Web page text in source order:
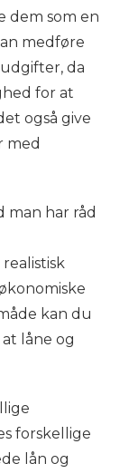
dem som en
medføre
da
for at
også give
med
man har råd
kan du
låne og
forskellige
lån og